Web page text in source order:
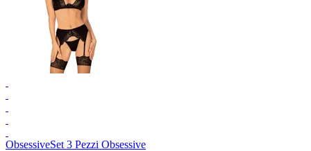
ObsessiveSet 3 Pezzi Obsessive